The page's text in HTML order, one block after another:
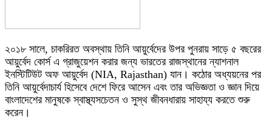
২০১৮ সালে, চাকরিরত অবস্থায় তিনি আয়ুর্বেদের উপর পুনরায় সাড়ে ৫ বছরের
আয়ুর্বেদ কোর্স এ গ্রাজুয়েশন করার জন্য ভারতের রাজস্থানের ন্যাশনাল
ইনস্টিটিউট অফ আয়ুর্বেদ (NIA, Rajasthan) যান। কঠোর অধ্যয়নের পর
তিনি আয়ুর্বেদাচার্য হিসেবে দেশে ফিরে আসেন এবং তার অভিজ্ঞতা ও জ্ঞান দিয়ে
বাংলাদেশের মানুষকে স্বাস্থ্যসচেতন ও সুস্থ জীবনধারায় সাহায্য করতে শুরু
করেন।